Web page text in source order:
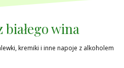
białego wina
kremiki i inne napoje z alkoholem